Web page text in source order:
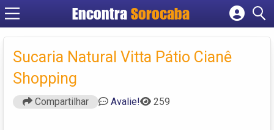
EncontraSorocaba
Cadastrar empresa
Criar conta
Sucaria Natural Vitta Pátio Cianê
Shopping
Compartilhar Avalie! 259